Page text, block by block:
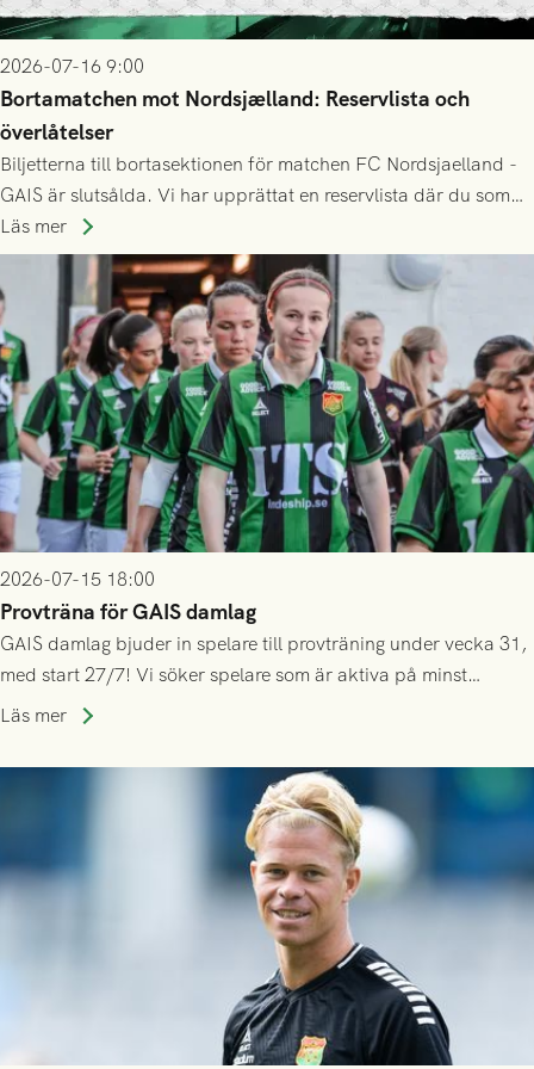
2026-07-16 9:00
Bortamatchen mot Nordsjælland: Reservlista och
överlåtelser
Biljetterna till bortasektionen för matchen FC Nordsjaelland -
GAIS är slutsålda. Vi har upprättat en reservlista där du som
ännu inte har någon biljett kan anmäla ditt intresse. Du kan
inte själv överlåta din biljett till någon annan.
Läs mer
2026-07-15 18:00
Provträna för GAIS damlag
GAIS damlag bjuder in spelare till provträning under vecka 31,
med start 27/7! Vi söker spelare som är aktiva på minst
division 3-nivå.
Läs mer